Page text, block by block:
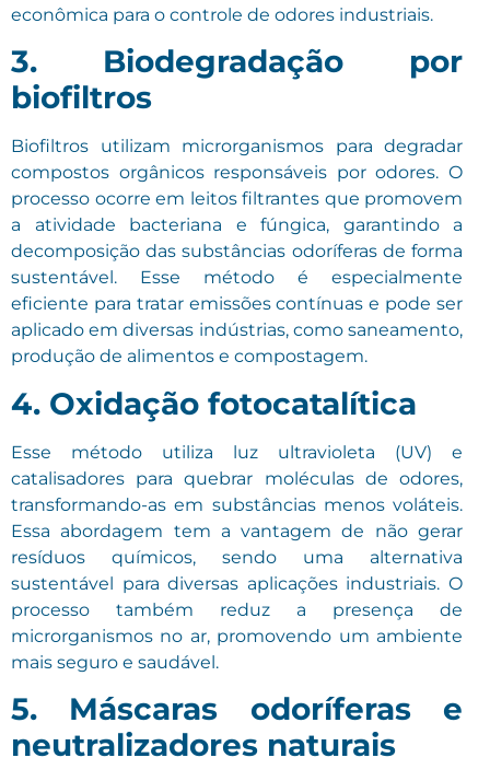
econômica para o controle de odores industriais.
3. Biodegradação por
biofiltros
Biofiltros utilizam microrganismos para degradar
compostos orgânicos responsáveis por odores. O
processo ocorre em leitos filtrantes que promovem
a atividade bacteriana e fúngica, garantindo a
decomposição das substâncias odoríferas de forma
sustentável. Esse método é especialmente
eficiente para tratar emissões contínuas e pode ser
aplicado em diversas indústrias, como saneamento,
produção de alimentos e compostagem.
4. Oxidação fotocatalítica
Esse método utiliza luz ultravioleta (UV) e
catalisadores para quebrar moléculas de odores,
transformando-as em substâncias menos voláteis.
Essa abordagem tem a vantagem de não gerar
resíduos químicos, sendo uma alternativa
sustentável para diversas aplicações industriais. O
processo também reduz a presença de
microrganismos no ar, promovendo um ambiente
mais seguro e saudável.
5. Máscaras odoríferas e
neutralizadores naturais